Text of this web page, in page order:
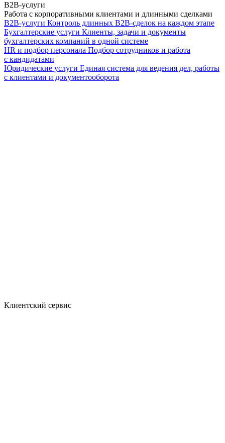
B2B-услуги
Работа с корпоративными клиентами и длинными сделками
B2B-услуги Контроль длинных B2B-сделок на каждом этапе
Бухгалтерские услуги Клиенты, задачи и документы
бухгалтерских компаний в одной системе
HR и подбор персонала Подбор сотрудников и работа
с кандидатами
Юридические услуги Единая система для ведения дел, работы
с клиентами и документооборота
Клиентский сервис